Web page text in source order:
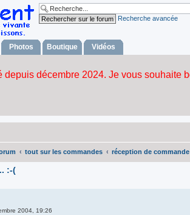
Recherche avancée
Photos Boutique Vidéos
tout sur les commandes réception de commande
:-(
2004, 19:26